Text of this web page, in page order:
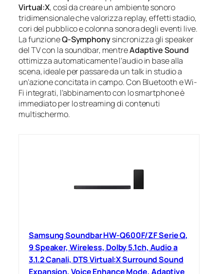
Virtual:X, così da creare un ambiente sonoro
tridimensionale che valorizza replay, effetti stadio,
cori del pubblico e colonna sonora degli eventi live.
La funzioneQ-Symphonysincronizza gli speaker
del TV con la soundbar, mentreAdaptive Sound
ottimizza automaticamente l’audio in base alla
scena, ideale per passare da un talk in studio a
un’azione concitata in campo. Con Bluetooth e Wi-
Fi integrati, l’abbinamento con lo smartphone è
immediato per lo streaming di contenuti
multischermo.
Samsung Soundbar HW-Q600F/ZF Serie Q,
9 Speaker, Wireless, Dolby 5.1ch, Audio a
3.1.2 Canali, DTS Virtual:X Surround Sound
Expansion, Voice Enhance Mode, Adaptive